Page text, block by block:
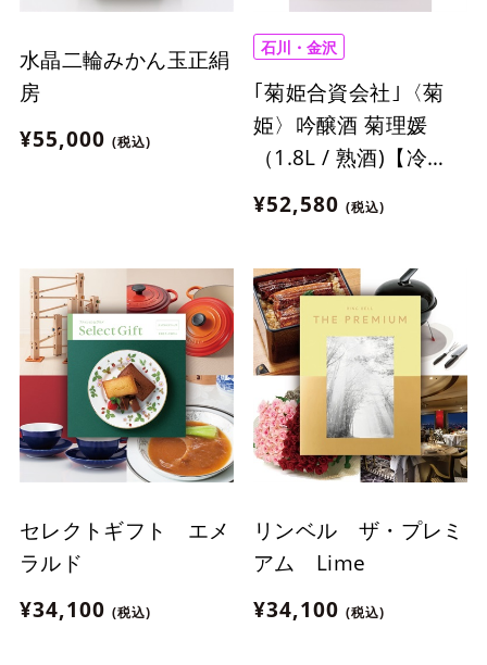
水晶二輪みかん玉正絹
房
¥55,000 (税込)
石川・金沢
｢菊姫合資会社｣〈菊
姫〉吟醸酒 菊理媛
（1.8L / 熟酒)【冷
蔵】
¥52,580 (税込)
セレクトギフト エメ
ラルド
¥34,100 (税込)
リンベル ザ・プレミ
アム Lime
¥34,100 (税込)